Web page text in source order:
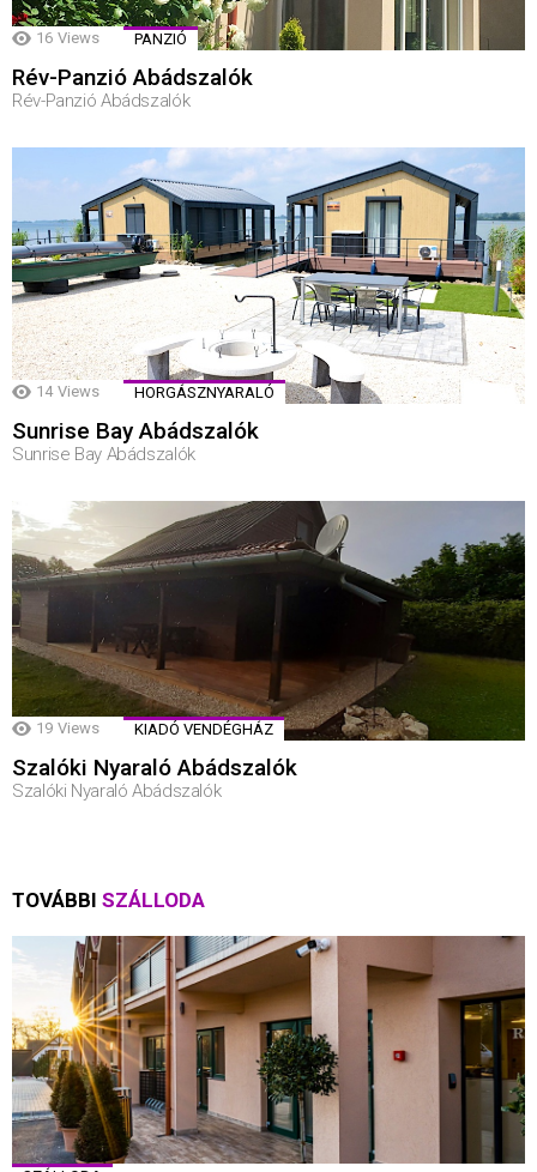
16 Views PANZIÓ
Rév-Panzió Abádszalók
Rév-Panzió Abádszalók
14 Views HORGÁSZNYARALÓ
Sunrise Bay Abádszalók
Sunrise Bay Abádszalók
19 Views KIADÓ VENDÉGHÁZ
Szalóki Nyaraló Abádszalók
Szalóki Nyaraló Abádszalók
TOVÁBBI SZÁLLODA